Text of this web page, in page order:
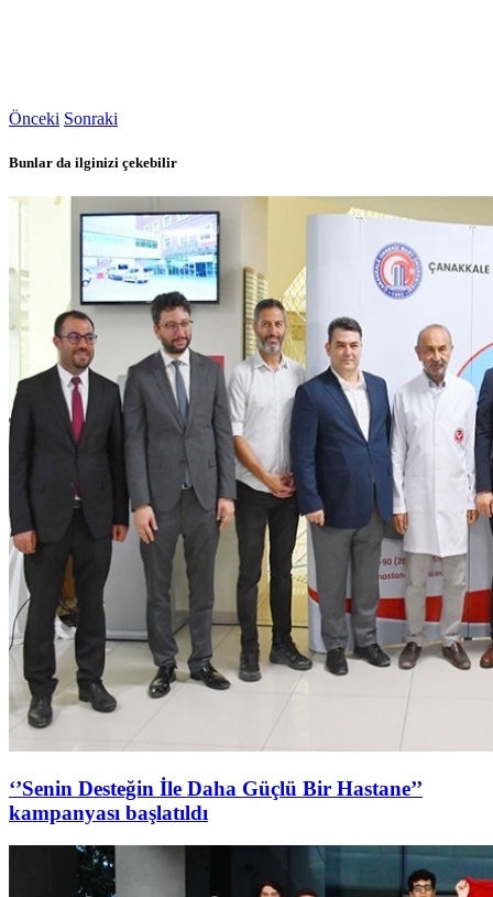
Önceki Sonraki
Bunlar da ilginizi çekebilir
‘’Senin Desteğin İle Daha Güçlü Bir Hastane’’
kampanyası başlatıldı